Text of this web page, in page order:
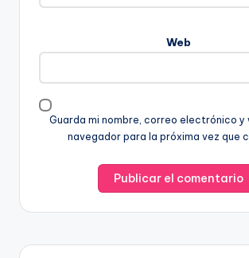
Web
Guarda mi nombre, correo electrónico y
navegador para la próxima vez que